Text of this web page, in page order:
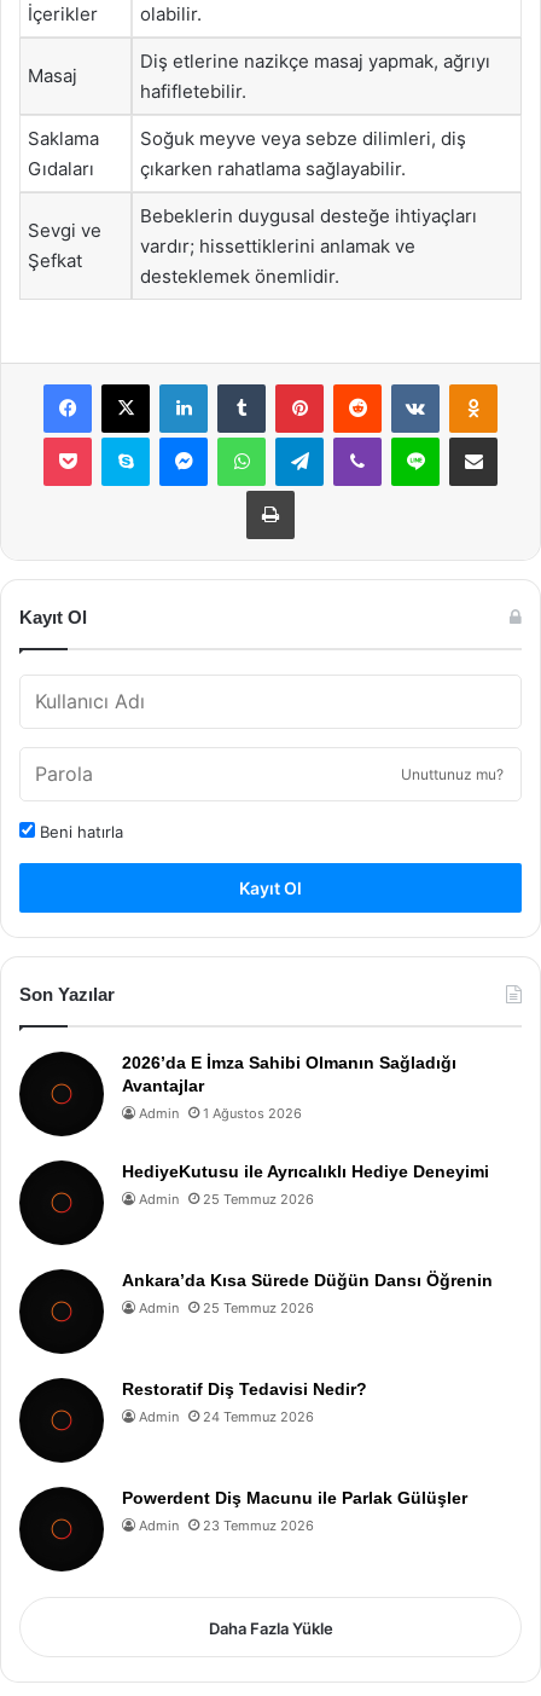
İçerikler
olabilir.
Masaj
Diş etlerine nazikçe masaj yapmak, ağrıyı
hafifletebilir.
Saklama
Gıdaları
Soğuk meyve veya sebze dilimleri, diş
çıkarken rahatlama sağlayabilir.
Sevgi ve
Şefkat
Bebeklerin duygusal desteğe ihtiyaçları
vardır; hissettiklerini anlamak ve
desteklemek önemlidir.
Facebook
X LinkedInTumblr PinterestReddit VKontakte
Pocket Skype MessengerWhatsAppTelegramViber Line E-Posta ile
Yazdır
Kayıt Ol
Unuttunuz mu?
Beni hatırla
Kayıt Ol
Son Yazılar
2026’da E İmza Sahibi Olmanın Sağladığı
Avantajlar
Admin 1 Ağustos 2026
HediyeKutusu ile Ayrıcalıklı Hediye Deneyimi
Admin 25 Temmuz 2026
Ankara’da Kısa Sürede Düğün Dansı Öğrenin
Admin 25 Temmuz 2026
Restoratif Diş Tedavisi Nedir?
Admin 24 Temmuz 2026
Powerdent Diş Macunu ile Parlak Gülüşler
Admin 23 Temmuz 2026
Daha Fazla Yükle